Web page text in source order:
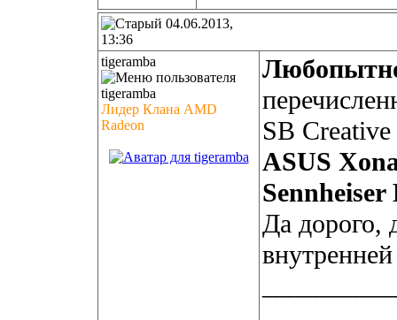
04.06.2013,
13:36
tigeramba
Лидер Клана AMD
Radeon
SB
ASUS
Sennheiser
Да дорого,